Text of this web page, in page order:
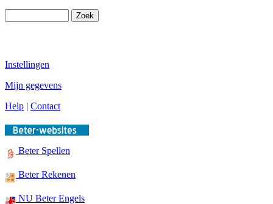
Instellingen
Mijn gegevens
Help | Contact
Beter Spellen
Beter Rekenen
NU Beter Engels